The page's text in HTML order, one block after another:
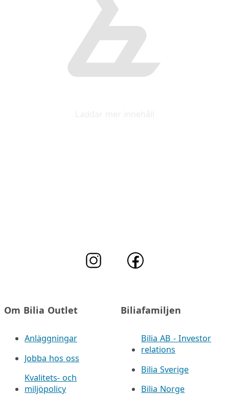
Om Bilia Outlet
Anläggningar
Jobba hos oss
Kvalitets- och
miljöpolicy
Biliafamiljen
Bilia AB - Investor
relations
Bilia Sverige
Bilia Norge